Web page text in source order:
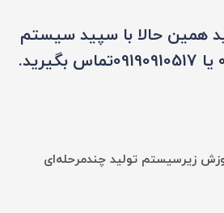
همین حالا با سپید سیستم
زیرسیستم تولید چندمرحله‌ای